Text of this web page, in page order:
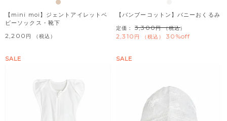
【mini moi】ジェントアイレットベ
ビーソックス・靴下
2,200 税込
【バンブーコットン】バニーおくるみ
定価： 3,300 （税込）
2,310 税込 30%off
SALE SALE